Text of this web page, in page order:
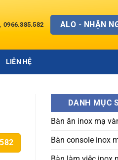
0966.385.582 ALO - NHẬN
LIÊN HỆ
DANH MỤC
Bàn ăn inox mạ
Bàn console inox